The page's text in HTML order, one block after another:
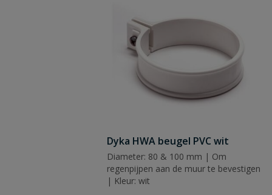
Dyka HWA beugel PVC wit
Diameter: 80 & 100 mm | Om
regenpijpen aan de muur te bevestigen
| Kleur: wit